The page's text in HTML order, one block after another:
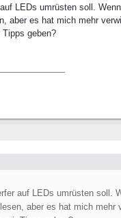
LEDs umrüsten soll.
aber es hat mich mehr
geben?
auf LEDs umrüsten
aber es hat mich mehr